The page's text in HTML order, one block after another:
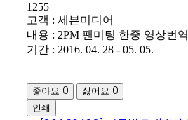
1255
고객 : 세븐미디어
내용 : 2PM 팬미팅 한중 영상번역
기간 : 2016. 04. 28 - 05. 05.
좋아요 0 싫어요 0
인쇄